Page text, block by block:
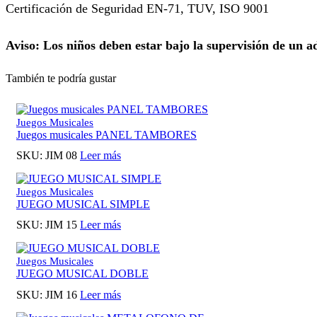
Certificación de Seguridad EN-71, TUV, ISO 9001
Aviso: Los niños deben estar bajo la supervisión de un
También te podría gustar
Juegos Musicales
Juegos musicales PANEL TAMBORES
SKU: JIM 08 Leer más
Juegos Musicales
JUEGO MUSICAL SIMPLE
SKU: JIM 15 Leer más
Juegos Musicales
JUEGO MUSICAL DOBLE
SKU: JIM 16 Leer más